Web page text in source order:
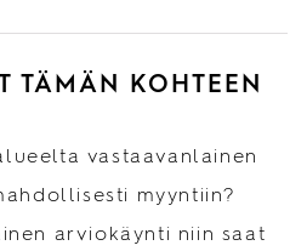
TÄMÄN KOHTEEN
vastaavanlainen
myyntiin?
arviokäynti niin saat